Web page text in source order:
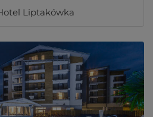
Liptakówka